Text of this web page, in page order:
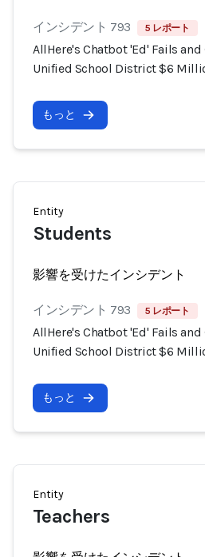
インシデント 793 5 レポート
AllHere's Chatbot 'Ed' Fails and
Unified School District $6
もっと
Entity
Students
影響を受けたインシデント
インシデント 793 5 レポート
AllHere's Chatbot 'Ed' Fails and
Unified School District $6
もっと
Entity
Teachers